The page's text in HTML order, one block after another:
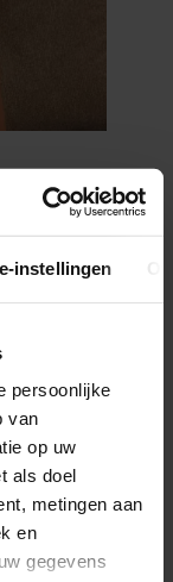
instellingen
persoonlijke
van
op uw
als doel
metingen aan
en
gegevens